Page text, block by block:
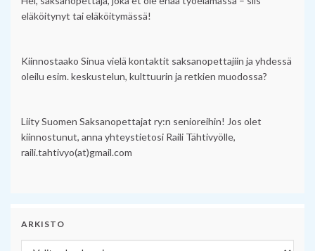
eläköitynyt tai eläköitymässä!
Kiinnostaako Sinua vielä kontaktit saksanopettajiin ja yhdessä
oleilu esim. keskustelun, kulttuurin ja retkien muodossa?
Liity Suomen Saksanopettajat ry:n senioreihin! Jos olet
kiinnostunut, anna yhteystietosi Raili Tähtivyölle,
raili.tahtivyo(at)gmail.com
ARKISTO
Arkisto